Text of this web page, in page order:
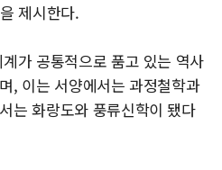
제시한다.
가 공통적으로 품고 있는 역사
, 이는 서양에서는 과정철학과
는 화랑도와 풍류신학이 됐다